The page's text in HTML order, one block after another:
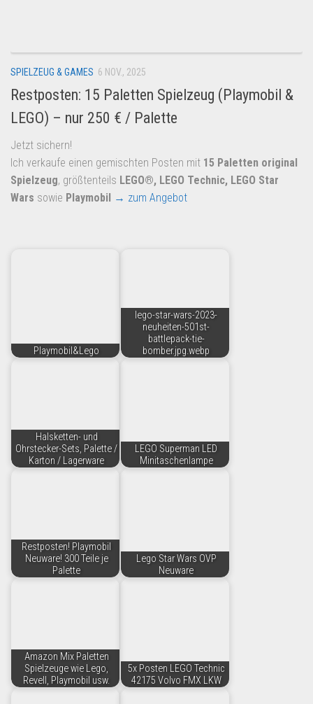
Amazon
Aldi
Lidl
Kostenlos verkaufen
Anmelden
Kostenlos Registrieren
SPIELZEUG & GAMES 6 NOV., 2025
Restposten: 15 Paletten Spielzeug (Playmobil &
LEGO) – nur 250 € / Palette
Jetzt sichern!
Ich verkaufe einen gemischten Posten mit 15 Paletten original
Spielzeug, größtenteils LEGO®, LEGO Technic, LEGO Star
Wars sowie Playmobil → zum Angebot
Playmobil&Lego
lego-star-wars-2023-
neuheiten-501st-
battlepack-tie-
bomber.jpg.webp
Halsketten- und
Ohrstecker-Sets, Palette /
Karton / Lagerware
LEGO Superman LED
Minitaschenlampe
Restposten! Playmobil
Neuware! 300 Teile je
Palette
Lego Star Wars OVP
Neuware
Amazon Mix Paletten
Spielzeuge wie Lego,
Revell, Playmobil usw.
5x Posten LEGO Technic
42175 Volvo FMX LKW